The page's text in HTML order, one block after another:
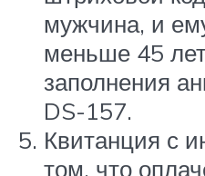
мужчина, и
меньше 45
заполнения
DS-157.
Квитанция с
том, что